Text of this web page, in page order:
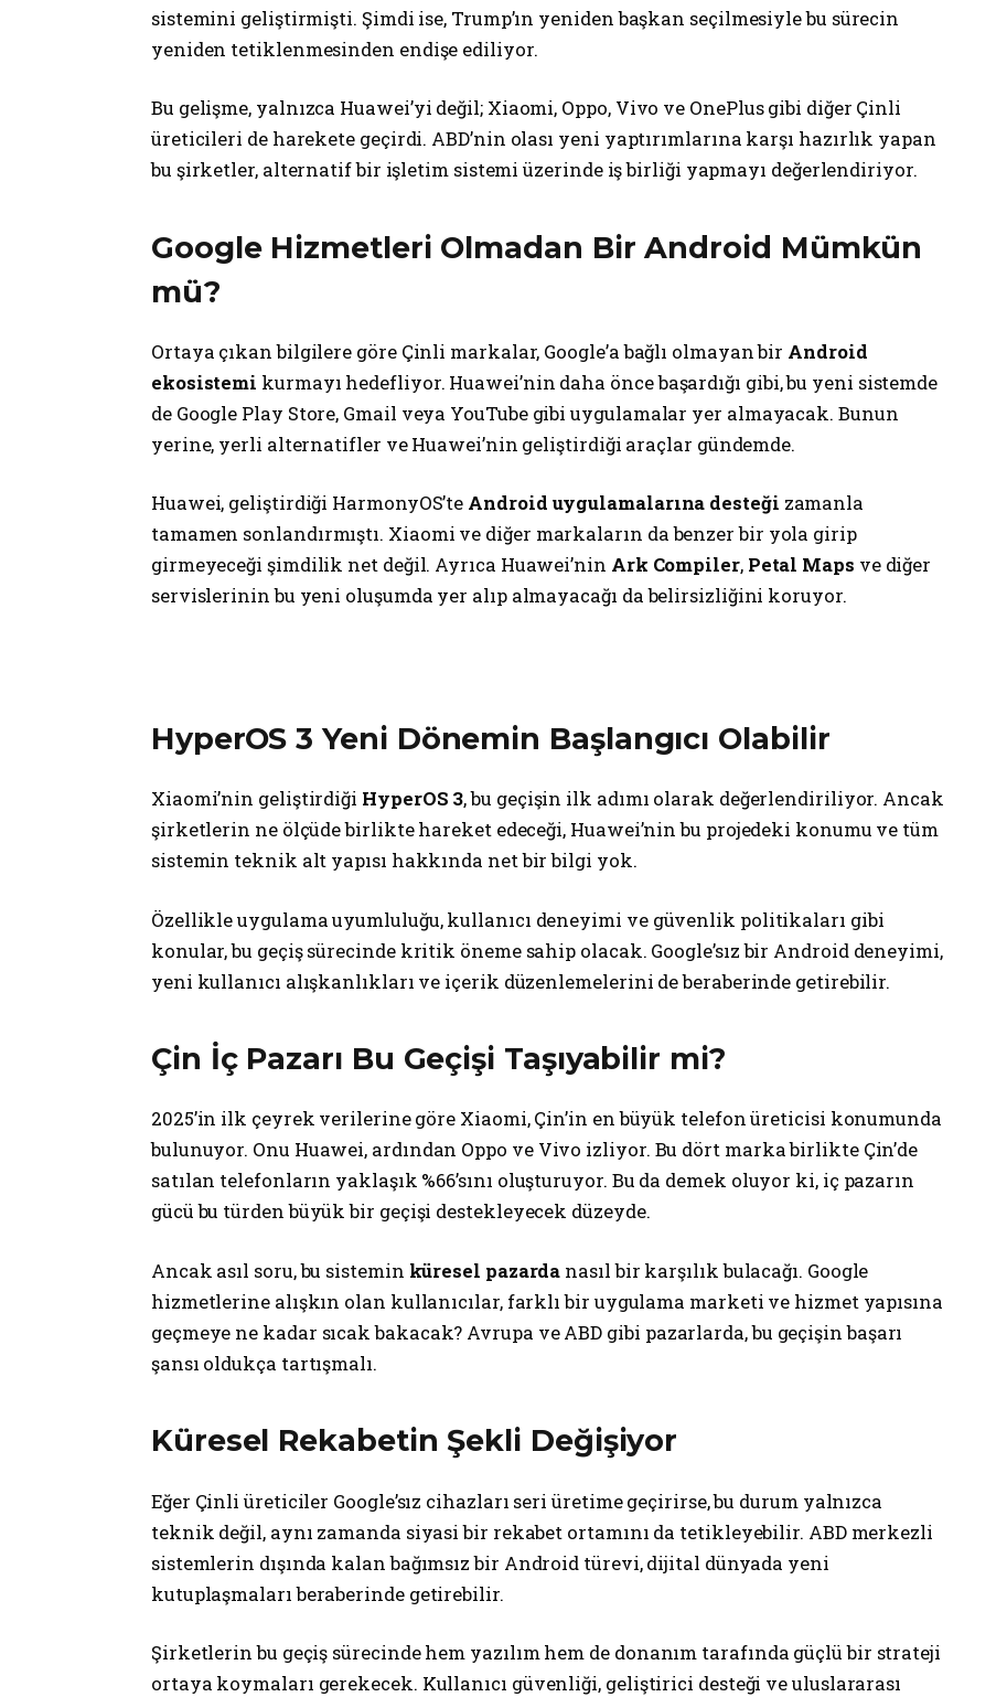
sistemini geliştirmişti. Şimdi ise, Trump’ın yeniden başkan seçilmesiyle bu sürecin
yeniden tetiklenmesinden endişe ediliyor.
Bu gelişme, yalnızca Huawei’yi değil; Xiaomi, Oppo, Vivo ve OnePlus gibi diğer Çinli
üreticileri de harekete geçirdi. ABD’nin olası yeni yaptırımlarına karşı hazırlık yapan
bu şirketler, alternatif bir işletim sistemi üzerinde iş birliği yapmayı değerlendiriyor.
Google Hizmetleri Olmadan Bir Android Mümkün
mü?
Ortaya çıkan bilgilere göre Çinli markalar, Google’a bağlı olmayan bir Android
ekosistemi kurmayı hedefliyor. Huawei’nin daha önce başardığı gibi, bu yeni sistemde
de Google Play Store, Gmail veya YouTube gibi uygulamalar yer almayacak. Bunun
yerine, yerli alternatifler ve Huawei’nin geliştirdiği araçlar gündemde.
Huawei, geliştirdiği HarmonyOS’te Android uygulamalarına desteği zamanla
tamamen sonlandırmıştı. Xiaomi ve diğer markaların da benzer bir yola girip
girmeyeceği şimdilik net değil. Ayrıca Huawei’nin Ark Compiler, Petal Maps ve diğer
servislerinin bu yeni oluşumda yer alıp almayacağı da belirsizliğini koruyor.
HyperOS 3 Yeni Dönemin Başlangıcı Olabilir
Xiaomi’nin geliştirdiği HyperOS 3, bu geçişin ilk adımı olarak değerlendiriliyor. Ancak
şirketlerin ne ölçüde birlikte hareket edeceği, Huawei’nin bu projedeki konumu ve tüm
sistemin teknik alt yapısı hakkında net bir bilgi yok.
Özellikle uygulama uyumluluğu, kullanıcı deneyimi ve güvenlik politikaları gibi
konular, bu geçiş sürecinde kritik öneme sahip olacak. Google’sız bir Android deneyimi,
yeni kullanıcı alışkanlıkları ve içerik düzenlemelerini de beraberinde getirebilir.
Çin İç Pazarı Bu Geçişi Taşıyabilir mi?
2025’in ilk çeyrek verilerine göre Xiaomi, Çin’in en büyük telefon üreticisi konumunda
bulunuyor. Onu Huawei, ardından Oppo ve Vivo izliyor. Bu dört marka birlikte Çin’de
satılan telefonların yaklaşık %66’sını oluşturuyor. Bu da demek oluyor ki, iç pazarın
gücü bu türden büyük bir geçişi destekleyecek düzeyde.
Ancak asıl soru, bu sistemin küresel pazarda nasıl bir karşılık bulacağı. Google
hizmetlerine alışkın olan kullanıcılar, farklı bir uygulama marketi ve hizmet yapısına
geçmeye ne kadar sıcak bakacak? Avrupa ve ABD gibi pazarlarda, bu geçişin başarı
şansı oldukça tartışmalı.
Küresel Rekabetin Şekli Değişiyor
Eğer Çinli üreticiler Google’sız cihazları seri üretime geçirirse, bu durum yalnızca
teknik değil, aynı zamanda siyasi bir rekabet ortamını da tetikleyebilir. ABD merkezli
sistemlerin dışında kalan bağımsız bir Android türevi, dijital dünyada yeni
kutuplaşmaları beraberinde getirebilir.
Şirketlerin bu geçiş sürecinde hem yazılım hem de donanım tarafında güçlü bir strateji
ortaya koymaları gerekecek. Kullanıcı güvenliği, geliştirici desteği ve uluslararası